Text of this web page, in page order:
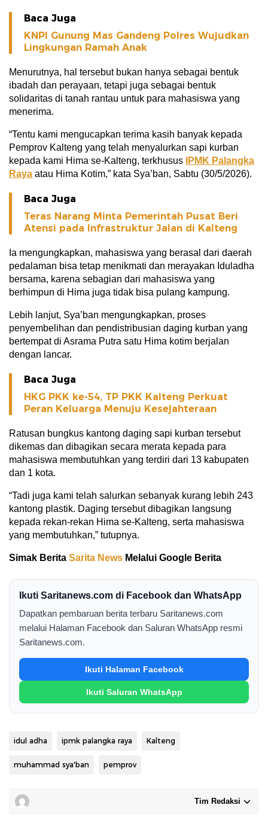
Baca Juga
KNPI Gunung Mas Gandeng Polres Wujudkan
Lingkungan Ramah Anak
Menurutnya, hal tersebut bukan hanya sebagai bentuk
ibadah dan perayaan, tetapi juga sebagai bentuk
solidaritas di tanah rantau untuk para mahasiswa yang
menerima.
“Tentu kami mengucapkan terima kasih banyak kepada
Pemprov Kalteng yang telah menyalurkan sapi kurban
kepada kami Hima se-Kalteng, terkhusus
IPMK Palangka
Raya atau Hima Kotim,” kata Sya’ban, Sabtu (30/5/2026).
Baca Juga
Teras Narang Minta Pemerintah Pusat Beri
Atensi pada Infrastruktur Jalan di Kalteng
Ia mengungkapkan, mahasiswa yang berasal dari daerah
pedalaman bisa tetap menikmati dan merayakan Iduladha
bersama, karena sebagian dari mahasiswa yang
berhimpun di Hima juga tidak bisa pulang kampung.
Lebih lanjut, Sya’ban mengungkapkan, proses
penyembelihan dan pendistribusian daging kurban yang
bertempat di Asrama Putra satu Hima kotim berjalan
dengan lancar.
Baca Juga
HKG PKK ke-54, TP PKK Kalteng Perkuat
Peran Keluarga Menuju Kesejahteraan
Ratusan bungkus kantong daging sapi kurban tersebut
dikemas dan dibagikan secara merata kepada para
mahasiswa membutuhkan yang terdiri dari 13 kabupaten
dan 1 kota.
“Tadi juga kami telah salurkan sebanyak kurang lebih 243
kantong plastik. Daging tersebut dibagikan langsung
kepada rekan-rekan Hima se-Kalteng, serta mahasiswa
yang membutuhkan,” tutupnya.
Simak Berita Sarita News Melalui Google Berita
Ikuti Saritanews.com di Facebook dan WhatsApp
Dapatkan pembaruan berita terbaru Saritanews.com
melalui Halaman Facebook dan Saluran WhatsApp resmi
Saritanews.com.
Ikuti Halaman Facebook
Ikuti Saluran WhatsApp
idul adha ipmk palangka raya Kalteng
muhammad sya'ban pemprov
Tim Redaksi